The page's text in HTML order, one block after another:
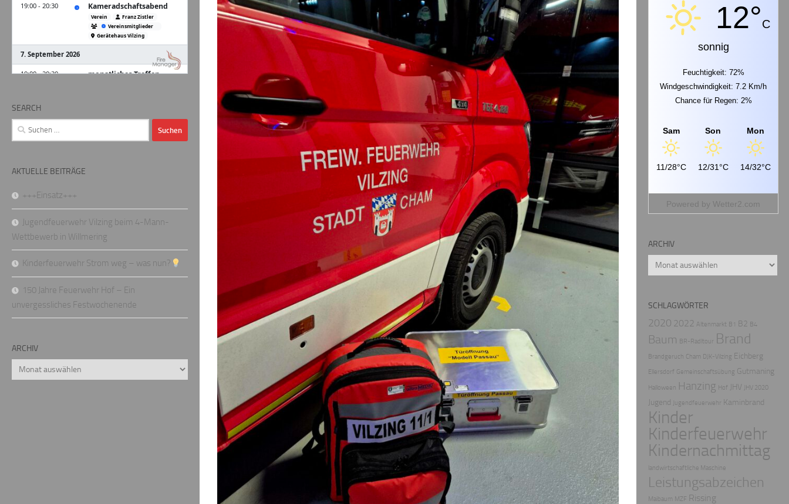
SEARCH
Suchen
nach:
AKTUELLE BEITRÄGE
+++Einsatz+++
Jugendfeuerwehr Vilzing beim 4-Mann-
Wettbewerb in Willmering
Kinderfeuerwehr Strom weg – was nun?
150 Jahre Feuerwehr Hof – Ein
unvergessliches Festwochenende
ARCHIV
Archiv
12°C
sonnig
Feuchtigkeit: 72%
Windgeschwindigkeit: 7.2 Km/h
Chance für Regen: 2%
Sam
11/28°C
Son
12/31°C
Mon
14/32°C
Powered by Wetter2.com
ARCHIV
Archiv
SCHLAGWÖRTER
2020 2022 Altenmarkt B1 B2 B4
Baum BR-Radltour Brand
Brandgeruch Cham DJK-Vilzing Eichberg
Ellersdorf Gemeinschaftsübung Gutmaning
Halloween Hanzing Hof JHV JHV 2020
Jugend Jugendfeuerwehr Kaminbrand
Kinder
Kinderfeuerwehr
Kindernachmittag
landwirtschaftliche Maschine
Leistungsabzeichen
Maibaum MZF Rissing